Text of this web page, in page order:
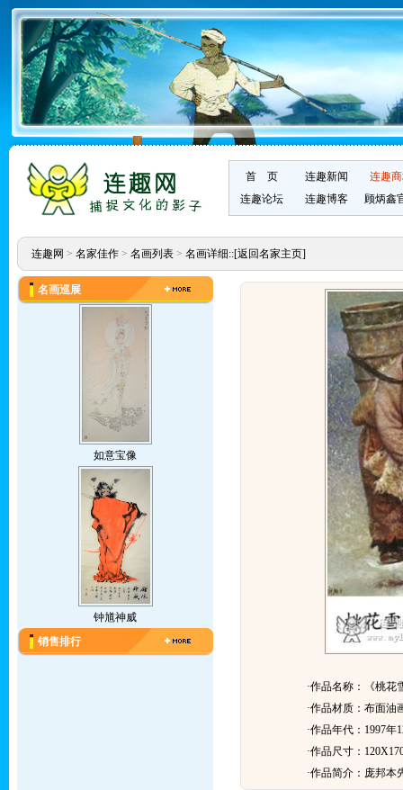
首 页 连趣新闻
连趣
连趣论坛
连趣博客 顾炳鑫
连趣网 > 名家佳作> 名画列表> 名画详细::[返回名家主页]
名画巡展
如意宝像
钟馗神威
销售排行
·作品名称：《桃花
·作品材质：布面油
·作品年代：1997年
·作品尺寸：
·作品简介： 庞邦本